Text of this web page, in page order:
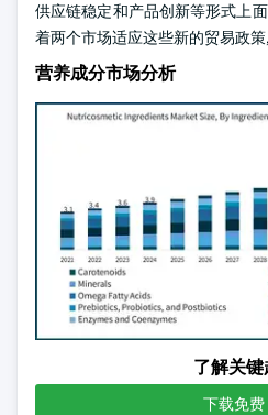
供应链稳定和产品创新等形式上
着两个市场适应这些新的贸易政策
营养成分市场分析
了解关
下载免费